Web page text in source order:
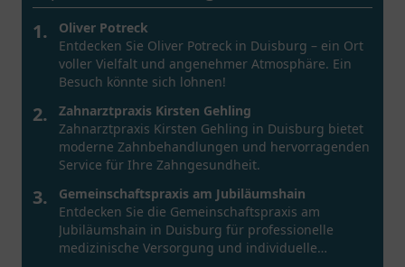
1.
Oliver Potreck
Entdecken Sie Oliver Potreck in Duisburg – ein Ort
voller Vielfalt und angenehmer Atmosphäre. Ein
Besuch könnte sich lohnen!
2.
Zahnarztpraxis Kirsten Gehling
Zahnarztpraxis Kirsten Gehling in Duisburg bietet
moderne Zahnbehandlungen und hervorragenden
Service für Ihre Zahngesundheit.
3.
Gemeinschaftspraxis am Jubiläumshain
Entdecken Sie die Gemeinschaftspraxis am
Jubiläumshain in Duisburg für professionelle
medizinische Versorgung und individuelle